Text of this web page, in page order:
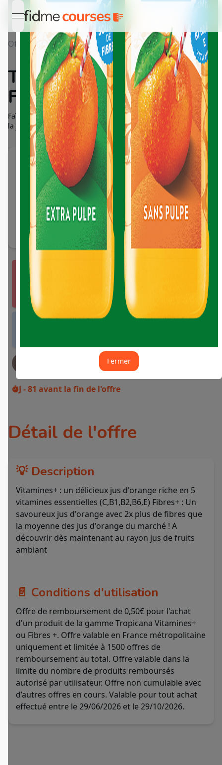
open navigation menu
Offres Détail Tropicana Vitamines+ et Fibres+
Tropicana Vitamines+ et
Fibres+
Faîtes le plein de vitamines et de fibres pour bien commencer
la journée !
Fermer
JE DEMANDE MON REMBOURSEMENT
Vous devez vous connecter ou créer un compte
Fidme Courses pour bénéficier de cette offre.
J'y vais de ce pas 🙂
J - 81 avant la fin de l'offre
Détail de l'offre
💡 Description
Vitamines+ : un délicieux jus d'orange riche en 5
vitamines essentielles (C,B1,B2,B6,E) Fibres+ : Un
savoureux jus d'orange avec 2x plus de fibres que
la moyenne des jus d'orange du marché ! A
découvrir dès maintenant au rayon jus de fruits
ambiant
📄 Conditions d'utilisation
Offre de remboursement de 0,50€ pour l'achat
d'un produit de la gamme Tropicana Vitamines+
ou Fibres +. Offre valable en France métropolitaine
uniquement et limitée à 1500 offres de
remboursement au total. Offre valable dans la
limite du nombre de produits remboursés
autorisé par utilisateur. Offre non cumulable avec
d’autres offres en cours. Valable pour tout achat
effectué entre le 29/06/2026 et le 29/10/2026.